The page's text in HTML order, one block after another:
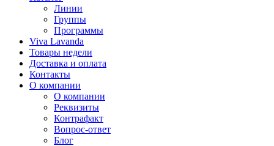
Линии
Группы
Программы
Viva Lavanda
Товары недели
Доставка и оплата
Контакты
О компании
О компании
Реквизиты
Контрафакт
Вопрос-ответ
Блог